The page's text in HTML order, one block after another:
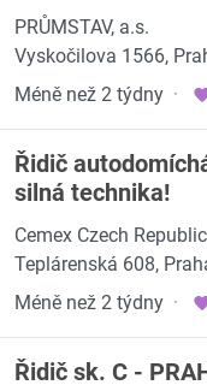
PRŮMSTAV, a.s.
Vyskočilova 1566,
Méně než 2 týdny ·
Řidič
silná technika!
Cemex Czech
Teplárenská 608,
Méně než 2 týdny ·
Řidič sk. C -